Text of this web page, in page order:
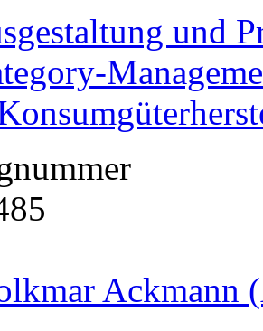
und
Ackmann